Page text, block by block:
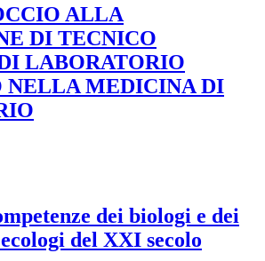
ALLA
DI TECNICO
LABORATORIO
NELLA MEDICINA DI
dei biologi e dei
del XXI secolo